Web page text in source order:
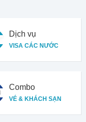
Dịch vụ
VISA CÁC NƯỚC
Combo
VÉ & KHÁCH SẠN